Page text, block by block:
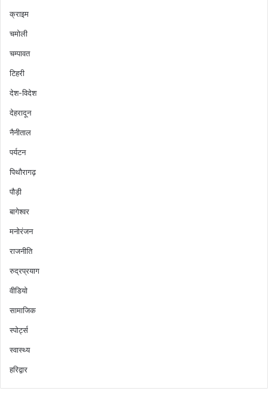
क्राइम
चमोली
चम्पावत
टिहरी
देश-विदेश
देहरादून
नैनीताल
पर्यटन
पिथौरागढ़
पौड़ी
बागेश्वर
मनोरंजन
राजनीति
रुद्रप्रयाग
वीडियो
सामाजिक
स्पोर्ट्स
स्वास्थ्य
हरिद्वार